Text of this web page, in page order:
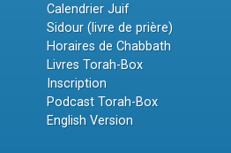
Calendrier Juif
Sidour (livre de prière)
Horaires de Chabbath
Livres Torah-Box
Inscription
Podcast Torah-Box
English Version